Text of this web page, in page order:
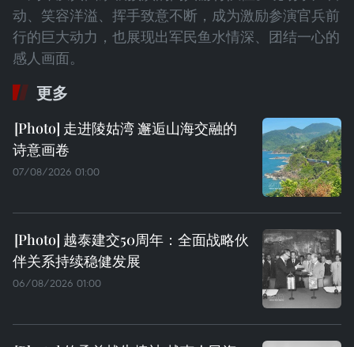
动、笑容洋溢、挥手致意不断，成为激励参演官兵前
行的巨大动力，也展现出军民鱼水情深、团结一心的
感人画面。
更多
走进陵姑湾 邂逅山海交融的
诗意画卷
07/08/2026 01:00
越泰建交50周年：全面战略伙
伴关系持续稳健发展
06/08/2026 01:00